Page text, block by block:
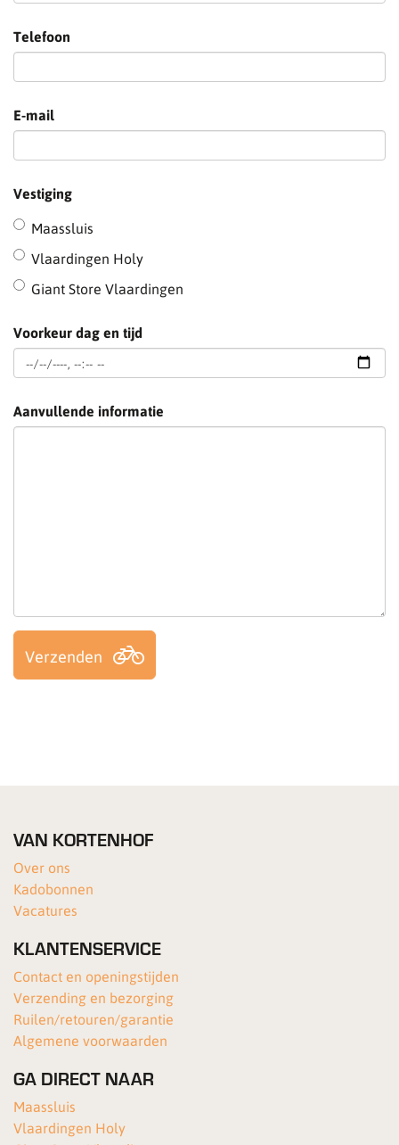
Telefoon
E-mail
Vestiging
Maassluis
Vlaardingen Holy
Giant Store Vlaardingen
Voorkeur dag en tijd
Aanvullende informatie
Verzenden
VAN KORTENHOF
Over ons
Kadobonnen
Vacatures
KLANTENSERVICE
Contact en openingstijden
Verzending en bezorging
Ruilen/retouren/garantie
Algemene voorwaarden
GA DIRECT NAAR
Maassluis
Vlaardingen Holy